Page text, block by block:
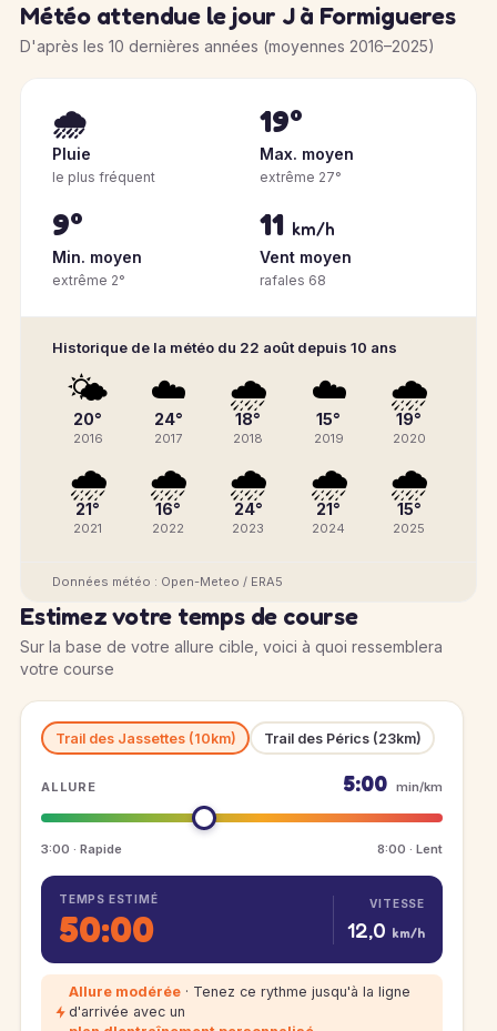
Météo attendue le jour J à Formigueres
D'après les 10 dernières années (moyennes 2016–2025)
🌧️
Pluie
le plus fréquent
19°
Max. moyen
extrême 27°
9°
Min. moyen
extrême 2°
11 km/h
Vent moyen
rafales 68
Historique de la météo du 22 août depuis 10 ans
🌤️
20°
2016
☁️
24°
2017
🌧️
18°
2018
☁️
15°
2019
🌧️
19°
2020
🌧️
21°
2021
🌧️
16°
2022
🌧️
24°
2023
🌧️
21°
2024
🌧️
15°
2025
Données météo : Open-Meteo / ERA5
Estimez votre temps de course
Sur la base de votre allure cible, voici à quoi ressemblera
votre course
Trail des Jassettes (10km) Trail des Pérics (23km)
ALLURE 5:00 min/km
3:00 · Rapide 8:00 · Lent
TEMPS ESTIMÉ
50:00
VITESSE
12,0 km/h
Allure modérée · Tenez ce rythme jusqu'à la ligne
d'arrivée avec un